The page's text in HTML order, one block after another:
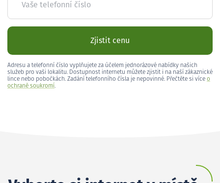
Vaše telefonní číslo
Zjistit cenu
Adresu a telefonní číslo vyplňujete za účelem jednorázové nabídky našich
služeb pro vaši lokalitu. Dostupnost internetu můžete zjistit i na naší zákaznické
lince nebo pobočkách. Zadání telefonního čísla je nepovinné. Přečtěte si více o
ochraně soukromí.